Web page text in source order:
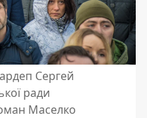
Сергей
ради
Маселко